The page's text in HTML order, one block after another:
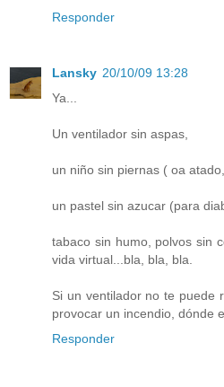
Responder
Lansky 20/10/09 13:28
Ya...
Un ventilador sin aspas,
un niño sin piernas ( oa
un pastel sin azucar (para
tabaco sin humo, polvos sin
vida virtual...bla, bla, bla.
Si un ventilador no te puede
provocar un incendio, dónde
Responder